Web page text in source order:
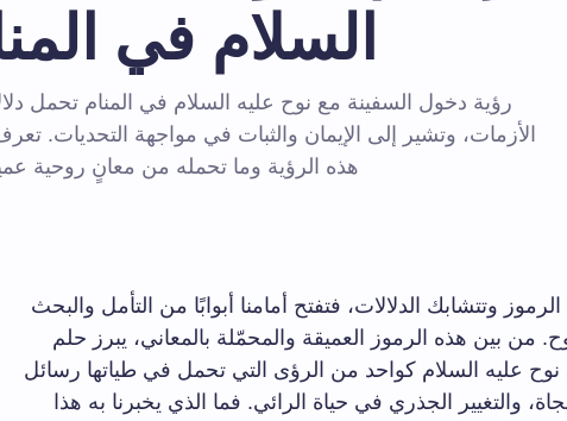
السلام في
رؤية دخول السفينة مع نوح عليه السلام في المنام تحمل
الأزمات، وتشير إلى الإيمان والثبات في مواجهة التحديات.
هذه الرؤية وما تحمله من معانٍ روحية
وتتشابك الدلالات، فتفتح أمامنا أبوابًا من التأمل والبحث
من بين هذه الرموز العميقة والمحمّلة بالمعاني، يبرز حلم
نوح عليه السلام كواحد من الرؤى التي تحمل في طياتها رسائل
والتغيير الجذري في حياة الرائي. فما الذي يخبرنا به هذا